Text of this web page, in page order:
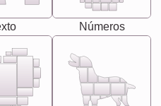
Números